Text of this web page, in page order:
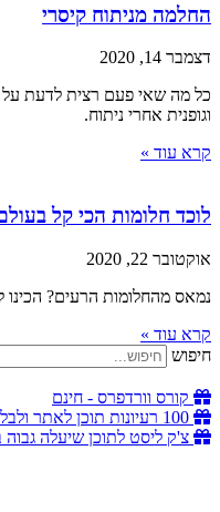
החלמה מניתוח קיסרי
דצמבר 14, 2020
כל מה שאי פעם רצית לדעת על
וגופנית אחרי ניתוח.
קרא עוד »
לוכד חלומות הכי קל
אוקטובר 22, 2020
נמאס מהחלומות הרעים? הכינו
קרא עוד »
חיפוש
קורס וורדפרס - חינם
100 רעיונות תוכן לאתר ולבלוג
צ'ק ליסט לתוכן שיעלה גבוה